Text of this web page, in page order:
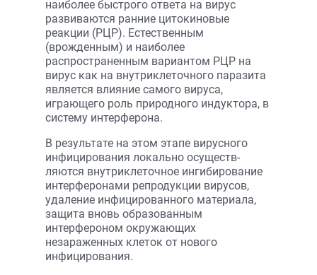
наиболее быстрого ответа на вирус
развиваются ранние цитокиновые
реакции (РЦР). Естественным
(врожденным) и наиболее
распространенным вариантом РЦР на
вирус как на внутриклеточного паразита
является влияние самого вируса,
играющего роль природного индуктора, в
систему интерферона.
В результате на этом этапе вирусного
инфицирования локально осуществ­
ляются внутриклеточное ингибирование
интерферонами репродукции вирусов,
удаление инфицированного материала,
защита вновь образованным
интерфероном окружающих
незараженных клеток от нового
инфицирования.